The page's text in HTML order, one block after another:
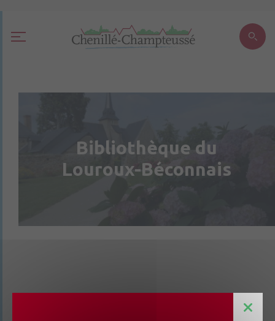
Bibliothèque du
Louroux-Béconnais